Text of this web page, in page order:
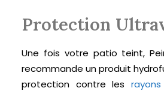
Protection
Une fois votre patio teint,
recommande un produit
protection contre les